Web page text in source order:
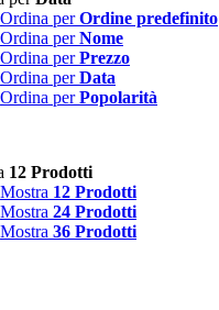
Ordina perOrdine predefinito
Ordina perNome
Ordina perPrezzo
Ordina perData
Ordina perPopolarità
12 Prodotti
Mostra 12 Prodotti
Mostra 24 Prodotti
Mostra 36 Prodotti